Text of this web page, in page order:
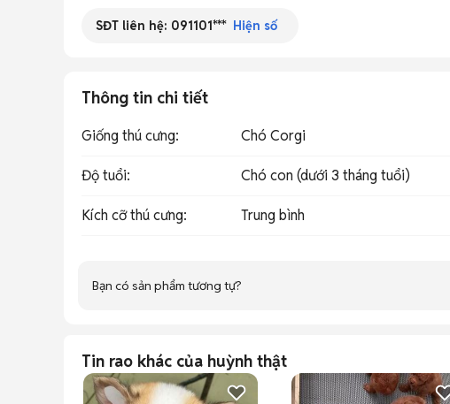
SĐT liên hệ: 091101*** Hiện số
Thông tin chi tiết
Giống thú cưng: Chó Corgi
Độ tuổi: Chó con (dưới 3 tháng tuổi)
Kích cỡ thú cưng: Trung bình
Bạn có sản phẩm tương tự?
Tin rao khác của huỳnh thật